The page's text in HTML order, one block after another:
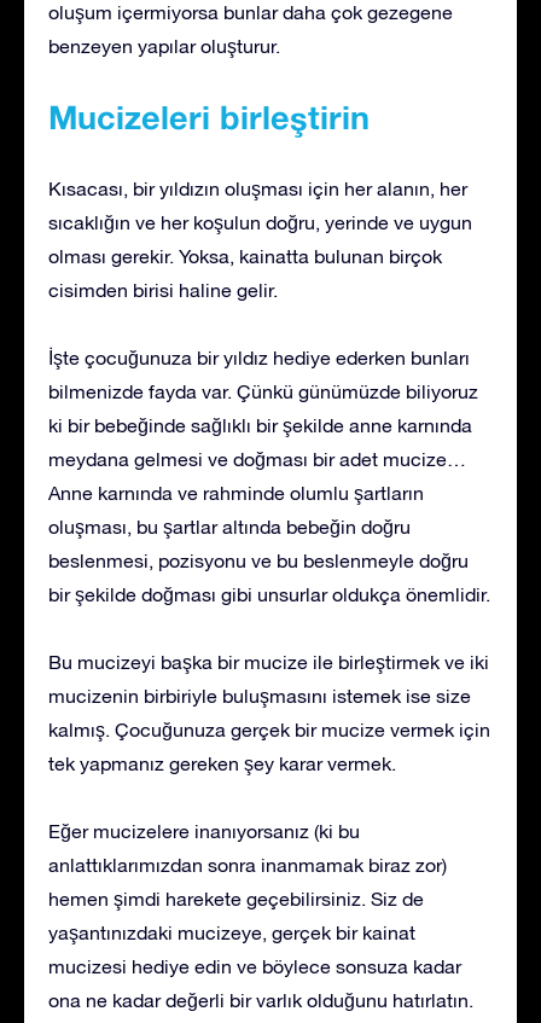
oluşum içermiyorsa bunlar daha çok gezegene
benzeyen yapılar oluşturur.
Mucizeleri birleştirin
Kısacası, bir yıldızın oluşması için her alanın, her
sıcaklığın ve her koşulun doğru, yerinde ve uygun
olması gerekir. Yoksa, kainatta bulunan birçok
cisimden birisi haline gelir.
İşte çocuğunuza bir yıldız hediye ederken bunları
bilmenizde fayda var. Çünkü günümüzde biliyoruz
ki bir bebeğinde sağlıklı bir şekilde anne karnında
meydana gelmesi ve doğması bir adet mucize…
Anne karnında ve rahminde olumlu şartların
oluşması, bu şartlar altında bebeğin doğru
beslenmesi, pozisyonu ve bu beslenmeyle doğru
bir şekilde doğması gibi unsurlar oldukça önemlidir.
Bu mucizeyi başka bir mucize ile birleştirmek ve iki
mucizenin birbiriyle buluşmasını istemek ise size
kalmış. Çocuğunuza gerçek bir mucize vermek için
tek yapmanız gereken şey karar vermek.
Eğer mucizelere inanıyorsanız (ki bu
anlattıklarımızdan sonra inanmamak biraz zor)
hemen şimdi harekete geçebilirsiniz. Siz de
yaşantınızdaki mucizeye, gerçek bir kainat
mucizesi hediye edin ve böylece sonsuza kadar
ona ne kadar değerli bir varlık olduğunu hatırlatın.